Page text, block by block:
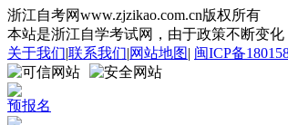
浙江自考网www.zjzikao.com.cn版权所有
本站是浙江自学考试网，由于政策不断变
关于我们|联系我们|网站地图| 闽ICP备
预报名